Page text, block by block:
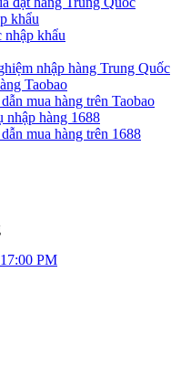
khẩu
nhập khẩu
nhập hàng Trung Quốc
Taobao
mua hàng trên Taobao
nhập hàng 1688
mua hàng trên 1688
PM